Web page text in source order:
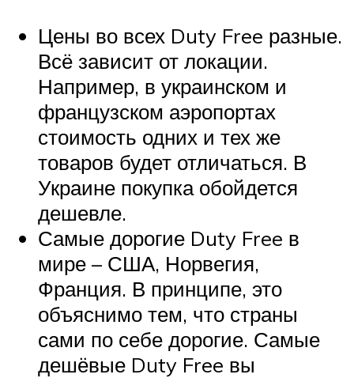
Цены во всех Duty Free разные.
Всё зависит от локации.
Например, в украинском и
французском аэропортах
стоимость одних и тех же
товаров будет отличаться. В
Украине покупка обойдется
дешевле.
Самые дорогие Duty Free в
мире – США, Норвегия,
Франция. В принципе, это
объяснимо тем, что страны
сами по себе дорогие. Самые
дешёвые Duty Free вы